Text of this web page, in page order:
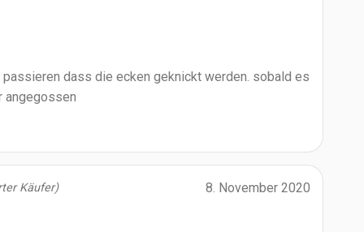
dass die ecken geknickt werden. sobald es
angegossen
Käufer) 8. November 2020